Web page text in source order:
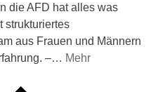
die AFD hat alles was
strukturiertes
aus Frauen und Männern
–… Mehr